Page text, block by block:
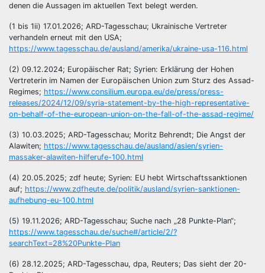
denen die Aussagen im aktuellen Text belegt werden.
(1 bis 1ii) 17.01.2026; ARD-Tagesschau; Ukrainische Vertreter
verhandeln erneut mit den USA;
https://www.tagesschau.de/ausland/amerika/ukraine-usa-116.html
(2) 09.12.2024; Europäischer Rat; Syrien: Erklärung der Hohen
Vertreterin im Namen der Europäischen Union zum Sturz des Assad-
Regimes; https://www.consilium.europa.eu/de/press/press-
releases/2024/12/09/syria-statement-by-the-high-representative-
on-behalf-of-the-european-union-on-the-fall-of-the-assad-regime/
(3) 10.03.2025; ARD-Tagesschau; Moritz Behrendt; Die Angst der
Alawiten; https://www.tagesschau.de/ausland/asien/syrien-
massaker-alawiten-hilferufe-100.html
(4) 20.05.2025; zdf heute; Syrien: EU hebt Wirtschaftssanktionen
auf; https://www.zdfheute.de/politik/ausland/syrien-sanktionen-
aufhebung-eu-100.html
(5) 19.11.2026; ARD-Tagesschau; Suche nach „28 Punkte-Plan“;
https://www.tagesschau.de/suche#/article/2/?
searchText=28%20Punkte-Plan
(6) 28.12.2025; ARD-Tagesschau, dpa, Reuters; Das sieht der 20-